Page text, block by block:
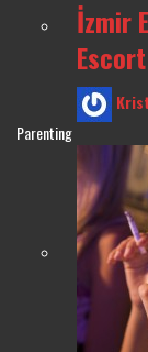
İzmir
Escort
Parenting